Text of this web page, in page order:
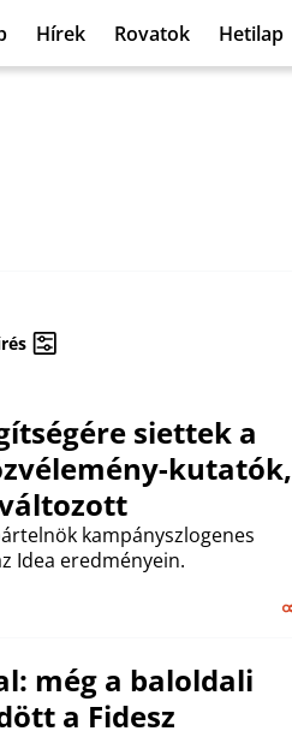
Hírek Rovatok Hetilap
siettek a
kutatók,
kampányszlogenes
Idea eredményein.
még a baloldali
a Fidesz